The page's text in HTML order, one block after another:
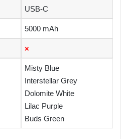
USB-C
5000 mAh
×
Misty Blue
Interstellar Grey
Dolomite White
Lilac Purple
Buds Green